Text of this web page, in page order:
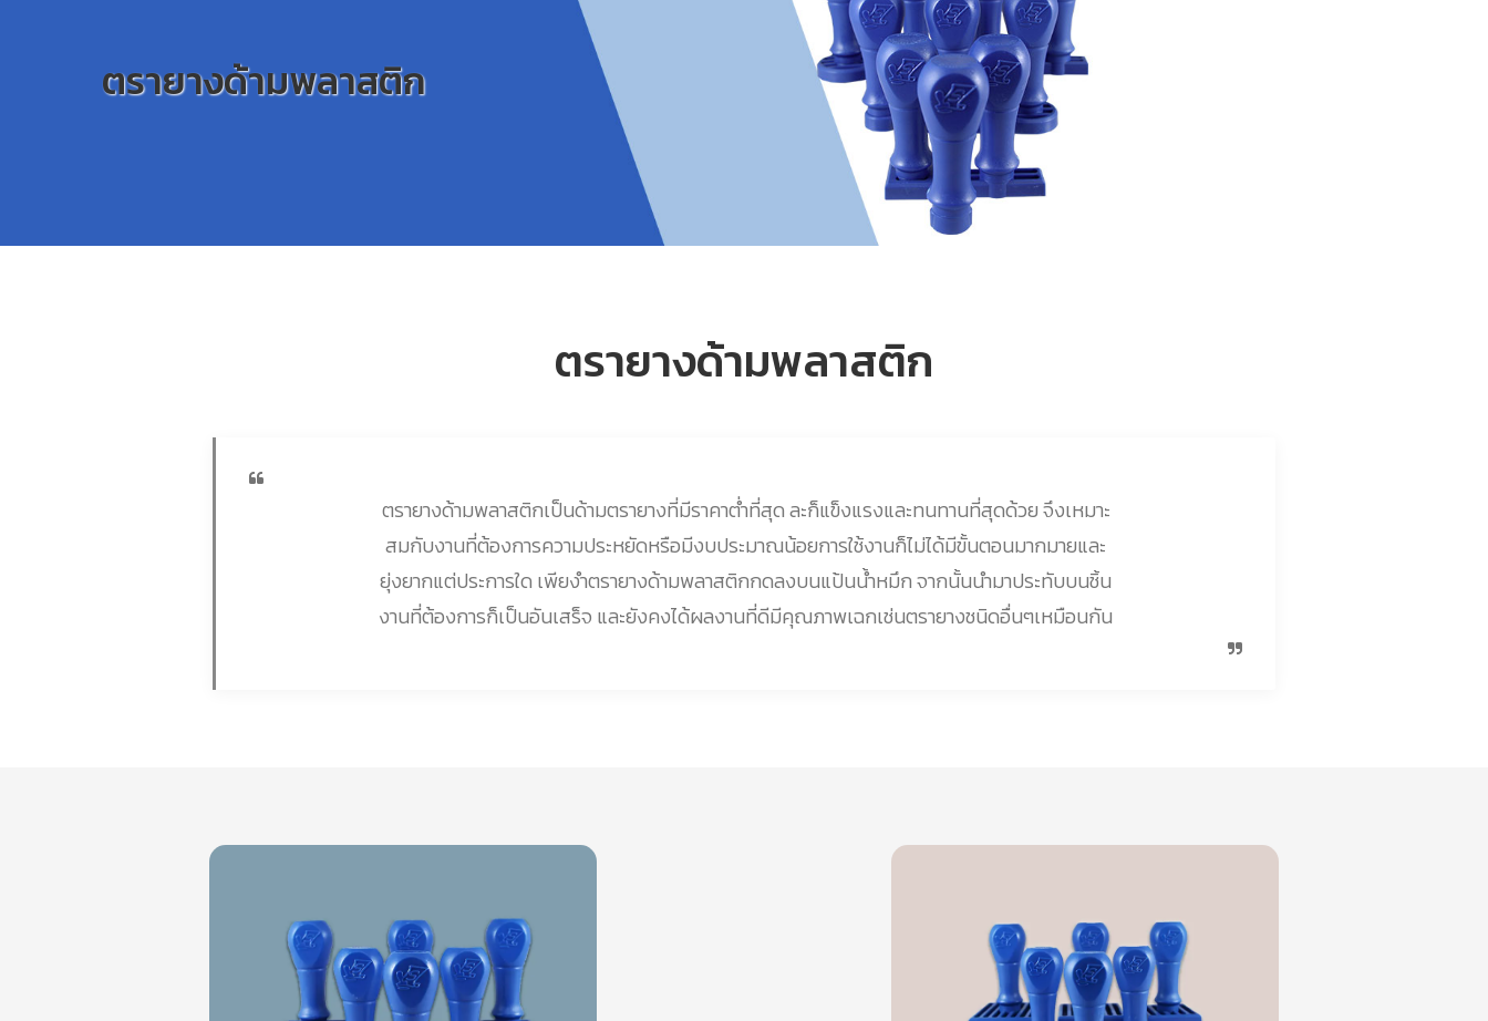
ตรายางด้ามพลาสติก
ตรายางด้ามพลาสติก
ตรายางด้ามพลาสติกเป็นด้ามตรายางที่มีราคาต่ำที่สุด ละก็แข็งแรงและทนทานที่สุดด้วย จึงเหมาะ
สมกับงานที่ต้องการความประหยัดหรือมีงบประมาณน้อยการใช้งานก็ไม่ได้มีขั้นตอนมากมายและ
ยุ่งยากแต่ประการใด เพียงำตรายางด้ามพลาสติกกดลงบนแป้นน้ำหมึก จากนั้นนำมาประทับบนชิ้น
งานที่ต้องการก็เป็นอันเสร็จ และยังคงได้ผลงานที่ดีมีคุณภาพเฉกเช่นตรายางชนิดอื่นๆเหมือนกัน